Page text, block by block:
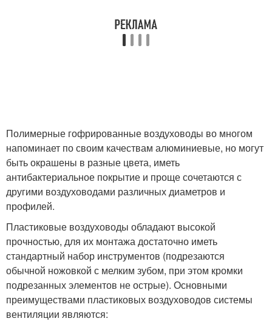
Полимерные гофрированные воздуховоды во многом
напоминает по своим качествам алюминиевые, но могут
быть окрашены в разные цвета, иметь
антибактериальное покрытие и проще сочетаются с
другими воздуховодами различных диаметров и
профилей.
Пластиковые воздуховоды обладают высокой
прочностью, для их монтажа достаточно иметь
стандартный набор инструментов (подрезаются
обычной ножовкой с мелким зубом, при этом кромки
подрезанных элементов не острые). Основными
преимуществами пластиковых воздуховодов системы
вентиляции являются: